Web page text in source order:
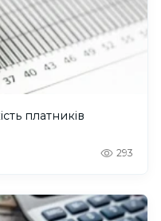
платників
293